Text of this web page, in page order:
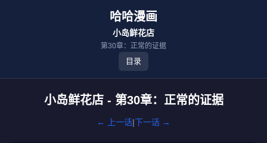
哈哈漫画
小岛鲜花店
第30章：正常的证据
目录
小岛鲜花店 - 第30章：正常的证据
← 上一话|下一话 →